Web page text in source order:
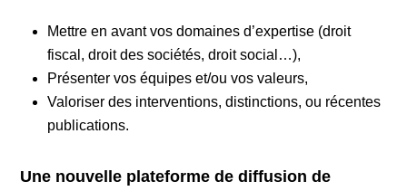
Mettre en avant vos domaines d’expertise (droit
fiscal, droit des sociétés, droit social…),
Présenter vos équipes et/ou vos valeurs,
Valoriser des interventions, distinctions, ou récentes
publications.
Une nouvelle plateforme de diffusion de